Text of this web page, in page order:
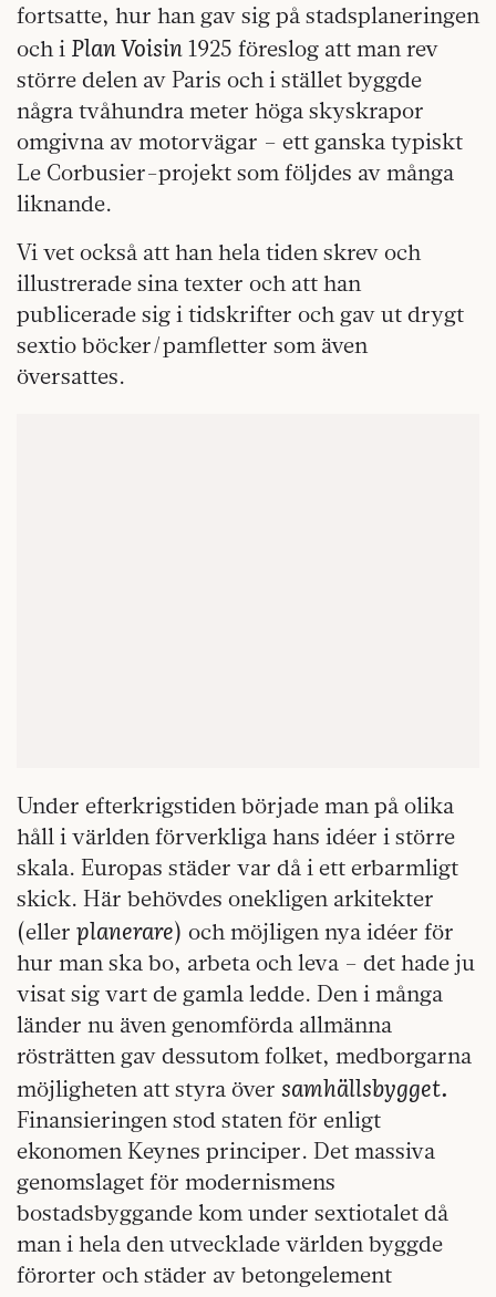
fortsatte, hur han gav sig på stadsplaneringen
och i Plan Voisin 1925 föreslog att man rev
större delen av Paris och i stället byggde
några tvåhundra meter höga skyskrapor
omgivna av motorvägar – ett ganska typiskt
Le Corbusier-projekt som följdes av många
liknande.
Vi vet också att han hela tiden skrev och
illustrerade sina texter och att han
publicerade sig i tidskrifter och gav ut drygt
sextio böcker/pamfletter som även
översattes.
Under efterkrigstiden började man på olika
håll i världen förverkliga hans idéer i större
skala. Europas städer var då i ett erbarmligt
skick. Här behövdes onekligen arkitekter
(eller planerare) och möjligen nya idéer för
hur man ska bo, arbeta och leva – det hade ju
visat sig vart de gamla ledde. Den i många
länder nu även genomförda allmänna
rösträtten gav dessutom folket, medborgarna
möjligheten att styra över samhällsbygget.
Finansieringen stod staten för enligt
ekonomen Keynes principer. Det massiva
genomslaget för modernismens
bostadsbyggande kom under sextiotalet då
man i hela den utvecklade världen byggde
förorter och städer av betongelement